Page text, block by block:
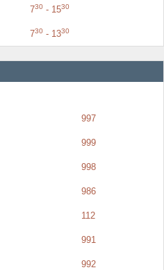
730 - 1530
730 - 1330
997
999
998
986
112
991
992